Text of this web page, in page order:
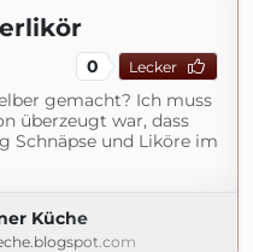
0 Lecker
gemacht? Ich muss
überzeugt war, dass
Schnäpse und Liköre im
Küche